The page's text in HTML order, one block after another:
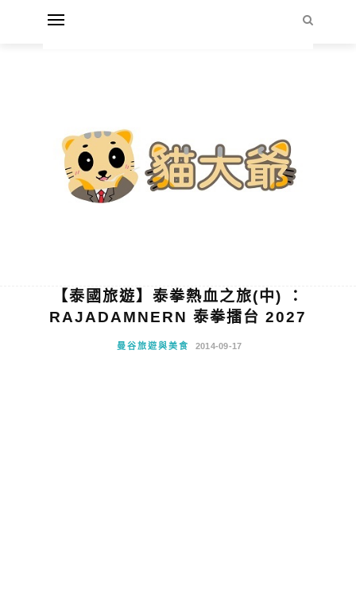
【泰國旅遊】泰拳熱血之旅(中) ：
RAJADAMNERN 泰拳擂台 2027
曼谷旅遊與美食 2014-09-17